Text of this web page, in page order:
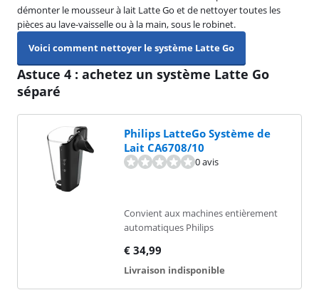
démonter le mousseur à lait Latte Go et de nettoyer toutes les
pièces au lave-vaisselle ou à la main, sous le robinet.
Voici comment nettoyer le système Latte Go
Astuce 4 : achetez un système Latte Go
séparé
Philips LatteGo Système de
Lait CA6708/10
0 avis
Convient aux machines entièrement
automatiques Philips
€ 34,99
Livraison indisponible